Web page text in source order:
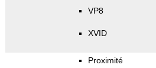
VP8
XVID
Proximité